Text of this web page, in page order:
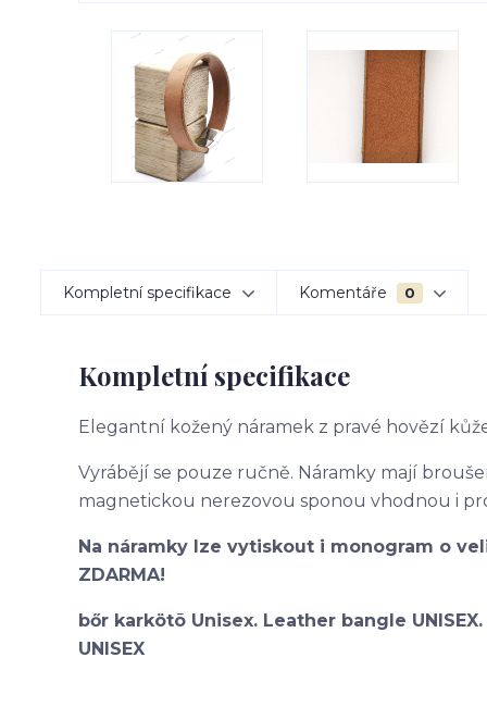
Kompletní specifikace Komentáře 0
Kompletní specifikace
Elegantní kožený náramek z pravé hovězí
Vyrábějí se pouze ručně. Náramky mají
magnetickou nerezovou sponou vhodnou i
Na náramky lze vytiskout i monogram o
ZDARMA!
bőr karkötõ Unisex. Leather bangle
UNISEX